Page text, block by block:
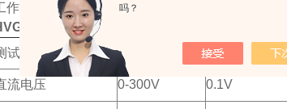
吗？
作电源：DC96—
300V
直流系统交流窜电告警装置
试项目
范围 分辨率
流电压 0-300V 0.1V